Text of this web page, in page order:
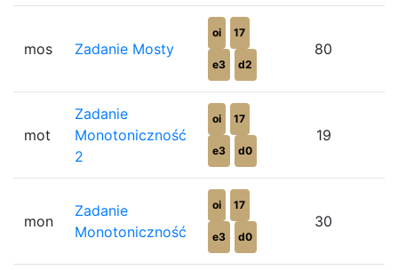
mos Zadanie Mosty
oi 17
e3 d2
80
mot
Zadanie
Monotoniczność
2
oi 17
e3 d0
19
mon
Zadanie
Monotoniczność
oi 17
e3 d0
30